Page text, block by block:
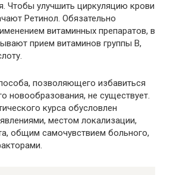
Чтобы улучшить циркуляцию крови
Ретинол. Обязательно
витаминных препаратов, в
прием витаминов группы В,
позволяющего избавиться
новообразования, не существует.
курса обусловлен
местом локализации,
общим самочувствием больного,